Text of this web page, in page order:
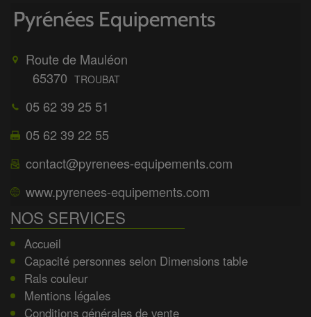
Route de Mauléon
65370 TROUBAT
05 62 39 25 51
05 62 39 22 55
contact@pyrenees-equipements.com
www.pyrenees-equipements.com
NOS SERVICES
Accueil
Capacité personnes selon Dimensions table
Rals couleur
Mentions légales
Conditions générales de vente